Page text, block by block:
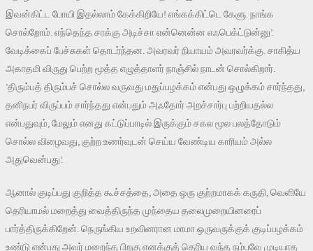
இவன்கிட்ட போயி இதல்லாம் கேக்கிறியே! எங்கக்கிட்டெ கேளு. நாங்க
சொல்றோம். எந்தெந்த சரக்கு அடிச்சா என்னென்ன எஃபெக்ட்டுன்னு’.
வேடிக்கைப் பேச்சுகள் தொடர்ந்தன. அவரவர் நியாயம் அவரவர்க்கு. சாகித்ய
அகாதமி விருது பெற்ற மூத்த எழுத்தாளர் நாஞ்சில் நாடன் சொல்கிறார்.
’திரும்பத் திரும்பச் சொல்ல வருவது மதுப்பழக்கம் என்பது ஒழுக்கம் சார்ந்தது,
தனிநபர் விருப்பம் சார்ந்தது என்பதும் அஃதோர் அறச்சார்பு பற்றியதல்ல
என்பதுவும், மேலும் எனது கட்டுப்பாடில் இருக்கும் சகல மூல பலத்தோடும்
சொல்ல விழைவது, குற்ற உணர்வுடன் செய்ய வேண்டிய காரியம் அல்ல
அதுவென்பது’.
ஆனால் குடிப்பது குறித்த கூச்சத்தை, அதை ஒரு குற்றமாகக் கருதி, வெளியே
தெரியாமல் மறைத்து வைத்திருந்த முந்தைய தலைமுறையினரைப்
பார்த்திருக்கிறேன். நெருங்கிய உறவினரான மாமா ஒருவருக்குக் குடிப்பழக்கம்
உண்டு என்பது அவர் மறைந்த பிறகு எனக்குத் தெரிய வந்த நம்பவே முடியாத